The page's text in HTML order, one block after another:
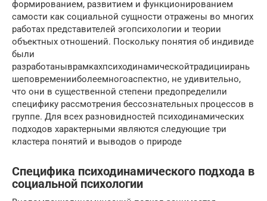
формированием, развитием и функционированием
самости как социальной сущности отражены во многих
работах представителей эгопсихологии и теории
объектных отношений. Поскольку понятия об индивиде
были
разработаныврамкахпсиходинамическойтрадициирань
шеповременииболеемногоаспектно, не удивительно,
что они в существенной степени предопределили
специфику рассмотрения бессознательных процессов в
группе. Для всех разновидностей психодинамических
подходов характерными являются следующие три
кластера понятий и выводов о природе
Специфика психодинамического подхода в
социальной психологии